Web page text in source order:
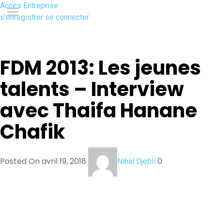
Accès Entreprise
s’enregistrer se connecter
FDM 2013: Les jeunes
talents – Interview
avec Thaifa Hanane
Chafik
Posted On avril 19, 2018 Nihal Djebli 0